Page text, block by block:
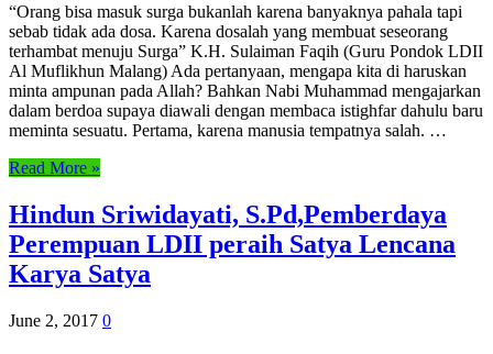
“Orang bisa masuk surga bukanlah karena banyaknya pahala tapi
sebab tidak ada dosa. Karena dosalah yang membuat seseorang
terhambat menuju Surga” K.H. Sulaiman Faqih (Guru Pondok LDII
Al Muflikhun Malang) Ada pertanyaan, mengapa kita di haruskan
minta ampunan pada Allah? Bahkan Nabi Muhammad mengajarkan
dalam berdoa supaya diawali dengan membaca istighfar dahulu baru
meminta sesuatu. Pertama, karena manusia tempatnya salah. …
Read More »
Hindun Sriwidayati, S.Pd,Pemberdaya
Perempuan LDII peraih Satya Lencana
Karya Satya
June 2, 2017 0